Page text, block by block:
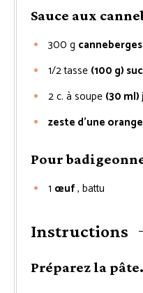
Sauce aux
300 g
1/2tasse (100 g)
2c. à soupe (30 ml)
zeste d’une orange
Pour
1 œuf, battu
Instructions
Préparez la pâte.